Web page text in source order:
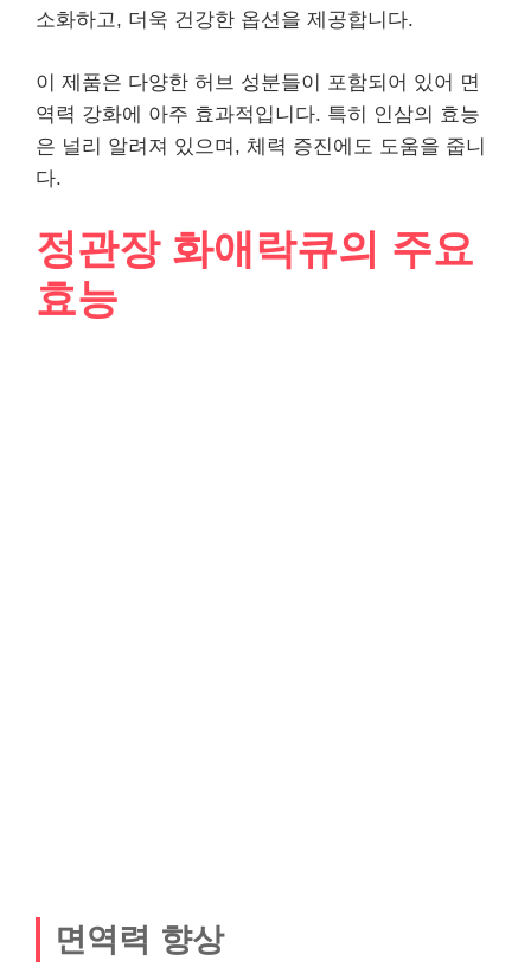
소화하고, 더욱 건강한 옵션을 제공합니다.
이 제품은 다양한 허브 성분들이 포함되어 있어 면
역력 강화에 아주 효과적입니다. 특히 인삼의 효능
은 널리 알려져 있으며, 체력 증진에도 도움을 줍니
다.
정관장 화애락큐의 주요
효능
면역력 향상